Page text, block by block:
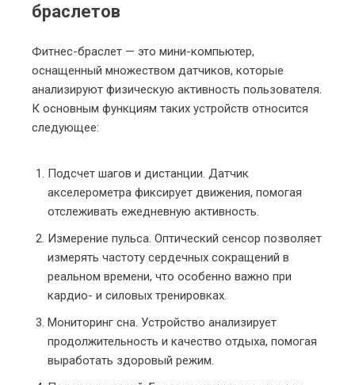
браслетов
Фитнес-браслет — это мини-компьютер,
оснащенный множеством датчиков, которые
анализируют физическую активность пользователя.
К основным функциям таких устройств относится
следующее:
Подсчет шагов и дистанции. Датчик
акселерометра фиксирует движения, помогая
отслеживать ежедневную активность.
Измерение пульса. Оптический сенсор позволяет
измерять частоту сердечных сокращений в
реальном времени, что особенно важно при
кардио- и силовых тренировках.
Мониторинг сна. Устройство анализирует
продолжительность и качество отдыха, помогая
выработать здоровый режим.